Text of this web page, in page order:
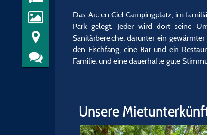
Das Arc en Ciel Campingplatz, im
Park gelegt. Jeder wird dort seine
Sanitärbereiche, darunter ein
den Fischfang, eine Bar und ein
Familie, und eine dauerhafte gute
Unsere